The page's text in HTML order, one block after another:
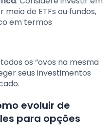
de ETFs ou fundos,
em termos
os “ovos na mesma
seus investimentos
evoluir de
para opções